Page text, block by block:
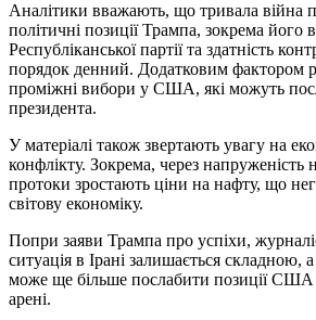
Аналітики вважають, що тривала війна
політичні позиції Трампа, зокрема його
Республіканської партії та здатність
порядок денний. Додатковим фактором
проміжні вибори у США, які можуть
президента.
У матеріалі також звертають увагу на
конфлікту. Зокрема, через напруженість
протоки зростають ціни на нафту, що
світову економіку.
Попри заяви Трампа про успіхи,
ситуація в Ірані залишається складною,
може ще більше послабити позиції США
арені.